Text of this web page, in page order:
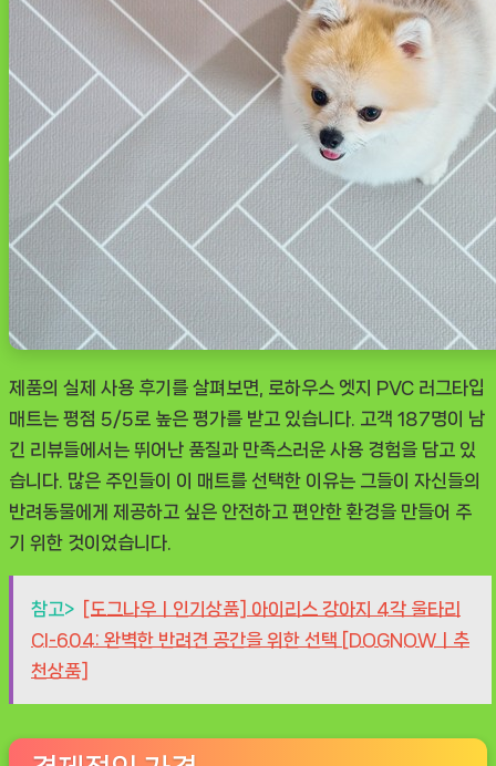
제품의 실제 사용 후기를 살펴보면, 로하우스 엣지 PVC 러그타입
매트는 평점 5/5로 높은 평가를 받고 있습니다. 고객 187명이 남
긴 리뷰들에서는 뛰어난 품질과 만족스러운 사용 경험을 담고 있
습니다. 많은 주인들이 이 매트를 선택한 이유는 그들이 자신들의
반려동물에게 제공하고 싶은 안전하고 편안한 환경을 만들어 주
기 위한 것이었습니다.
참고> [도그나우ㅣ인기상품] 아이리스 강아지 4각 울타리
CI-604: 완벽한 반려견 공간을 위한 선택 [DOGNOWㅣ추
천상품]